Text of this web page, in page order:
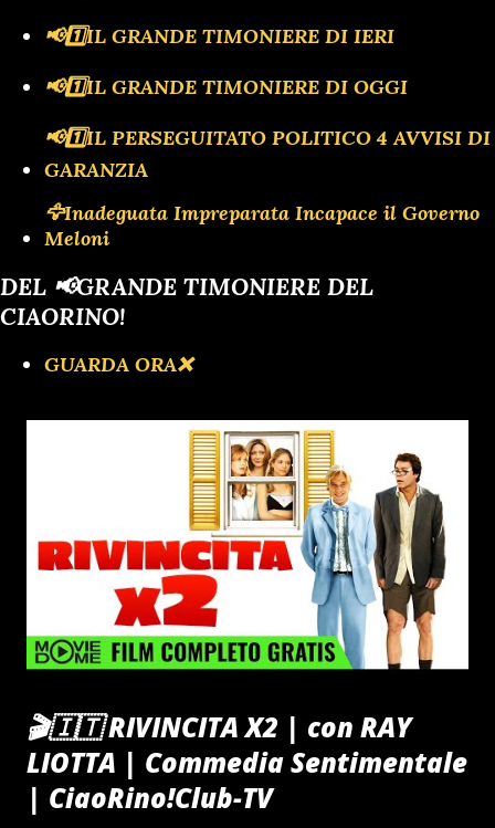
📢1️⃣IL GRANDE TIMONIERE DI IERI
📢1️⃣IL GRANDE TIMONIERE DI OGGI
📢1️⃣IL PERSEGUITATO POLITICO 4 AVVISI DI
GARANZIA
🦅Inadeguata Impreparata Incapace il Governo
Meloni
DEL 📢GRANDE TIMONIERE DEL
CIAORINO!
GUARDA ORA❌️
🎬🇮🇹 RIVINCITA X2 | con RAY
LIOTTA | Commedia Sentimentale
| CiaoRino!Club-TV